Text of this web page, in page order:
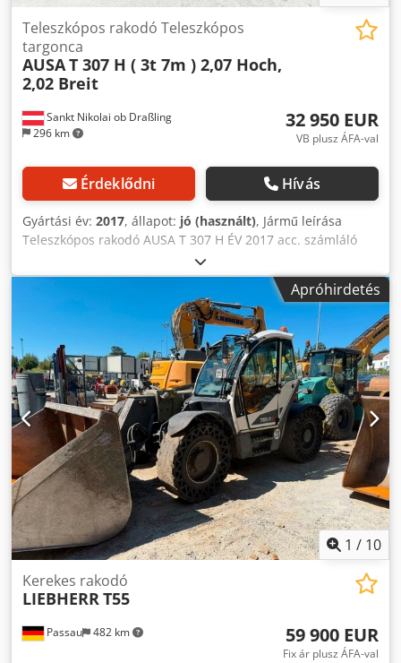
Sankt Nikolai ob Draßling
296 km
Teleszkópos rakodó Teleszkópos
targonca
AUSAT 307 H ( 3t 7m ) 2,07 Hoch,
2,02 Breit
32 950 EUR
VB plusz ÁFA-val
Érdeklődni Hívás
Gyártási év: 2017, állapot: jó (használt), Jármű leírása
Teleszkópos rakodó AUSA T 307 H ÉV 2017 acc. számláló
8,832 óra 3 tonna emelőkapacitás 7 méteres emelési
magasság Dcodpfxomxkatj Adrsk 63 KW Kubota
turbómotor mindössze 2,07 méter belmagasság mindössze
2,02 méter teljes szélesség - markológéppel együtt -
földlapáttal együtt - raklapvillával együtt - hidr.
gyorscsatlakozó - 3. kör a targoncához - összkerékhajtás - 3
kormányzási mód - joystickos működtetés - Azonnal
használatra kész - eredeti festés - NL közúti nyilvántartás
Eladási ár: 32.950,-- nettó Olcsó szállítás is lehetséges !!!
Apróhirdetés
1 / 10
Passau 482 km
Kerekes rakodó
LIEBHERRT55
59 900 EUR
Fix ár plusz ÁFA-val